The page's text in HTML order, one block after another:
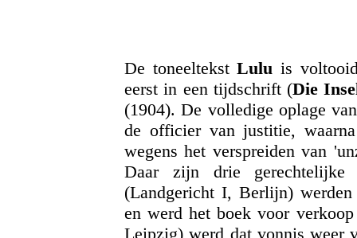
De toneeltekstLulu is
eerst in een tijdschrift (Die
(1904). De volledige oplage
de officier van justitie,
wegens het verspreiden van
Daar zijn drie
(Landgericht I, Berlijn)
en werd het boek voor
Leipzig) werd dat vonnis weer